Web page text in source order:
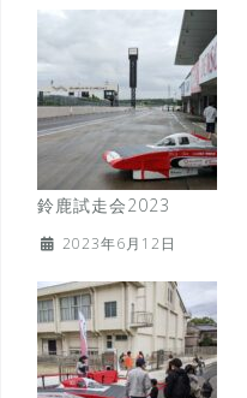
鈴鹿試走会2023
2023年6月12日